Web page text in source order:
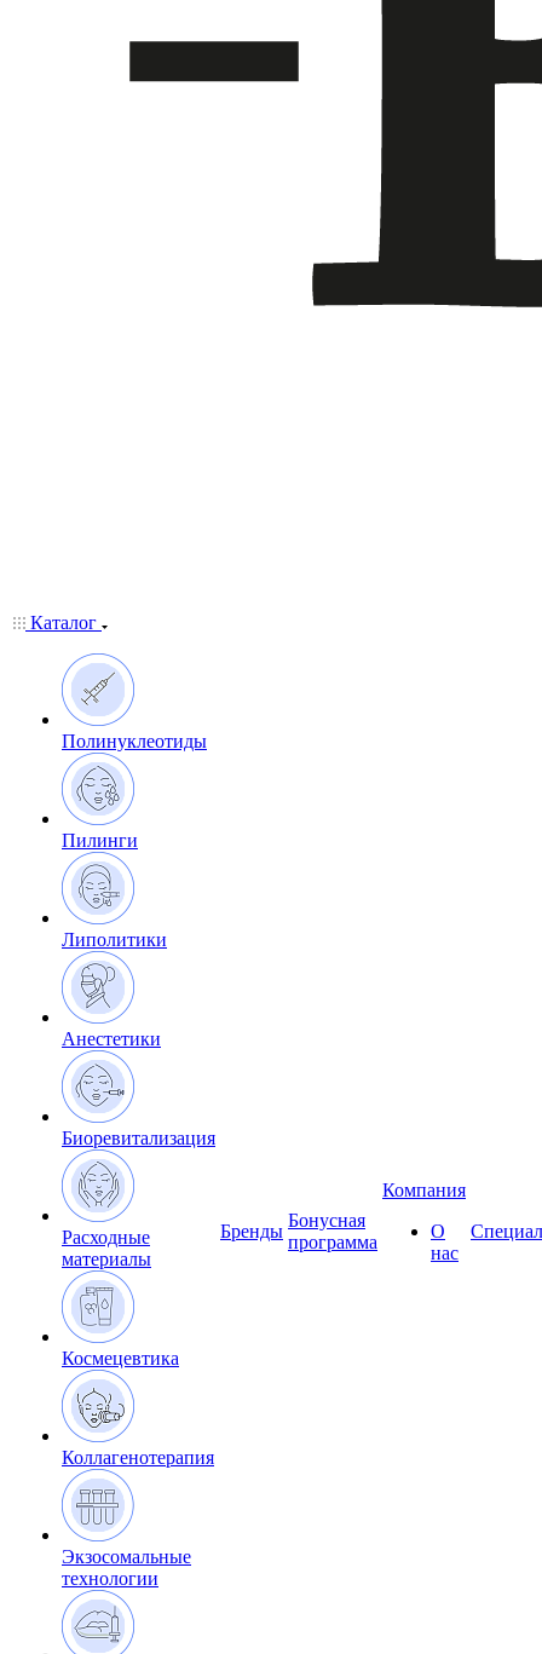
Каталог
Полинуклеотиды
Пилинги
Липолитики
Анестетики
Биоревитализация
Расходные
материалы
Космецевтика
Коллагенотерапия
Экзосомальные
технологии
Бренды
Бонусная
программа
Компания
О
нас